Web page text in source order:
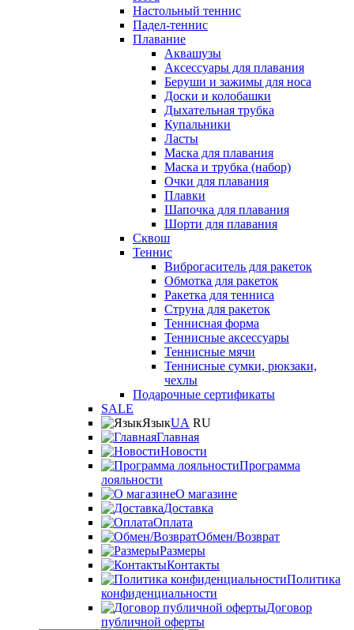
Настольный теннис
Падел-теннис
Плавание
Аквашузы
Аксессуары для плавания
Беруши и зажимы для носа
Доски и колобашки
Дыхательная трубка
Купальники
Ласты
Маска для плавания
Маска и трубка (набор)
Очки для плавания
Плавки
Шапочка для плавания
Шорти для плавания
Сквош
Теннис
Виброгаситель для ракеток
Обмотка для ракеток
Ракетка для тенниса
Струна для ракеток
Теннисная форма
Теннисные аксессуары
Теннисные мячи
Теннисные сумки, рюкзаки,
чехлы
Подарочные сертификаты
SALE
ЯзыкUA RU
Главная
Новости
Программа
лояльности
О магазине
Доставка
Оплата
Обмен/Возврат
Размеры
Контакты
Политика
конфиденциальности
Договор
публичной оферты